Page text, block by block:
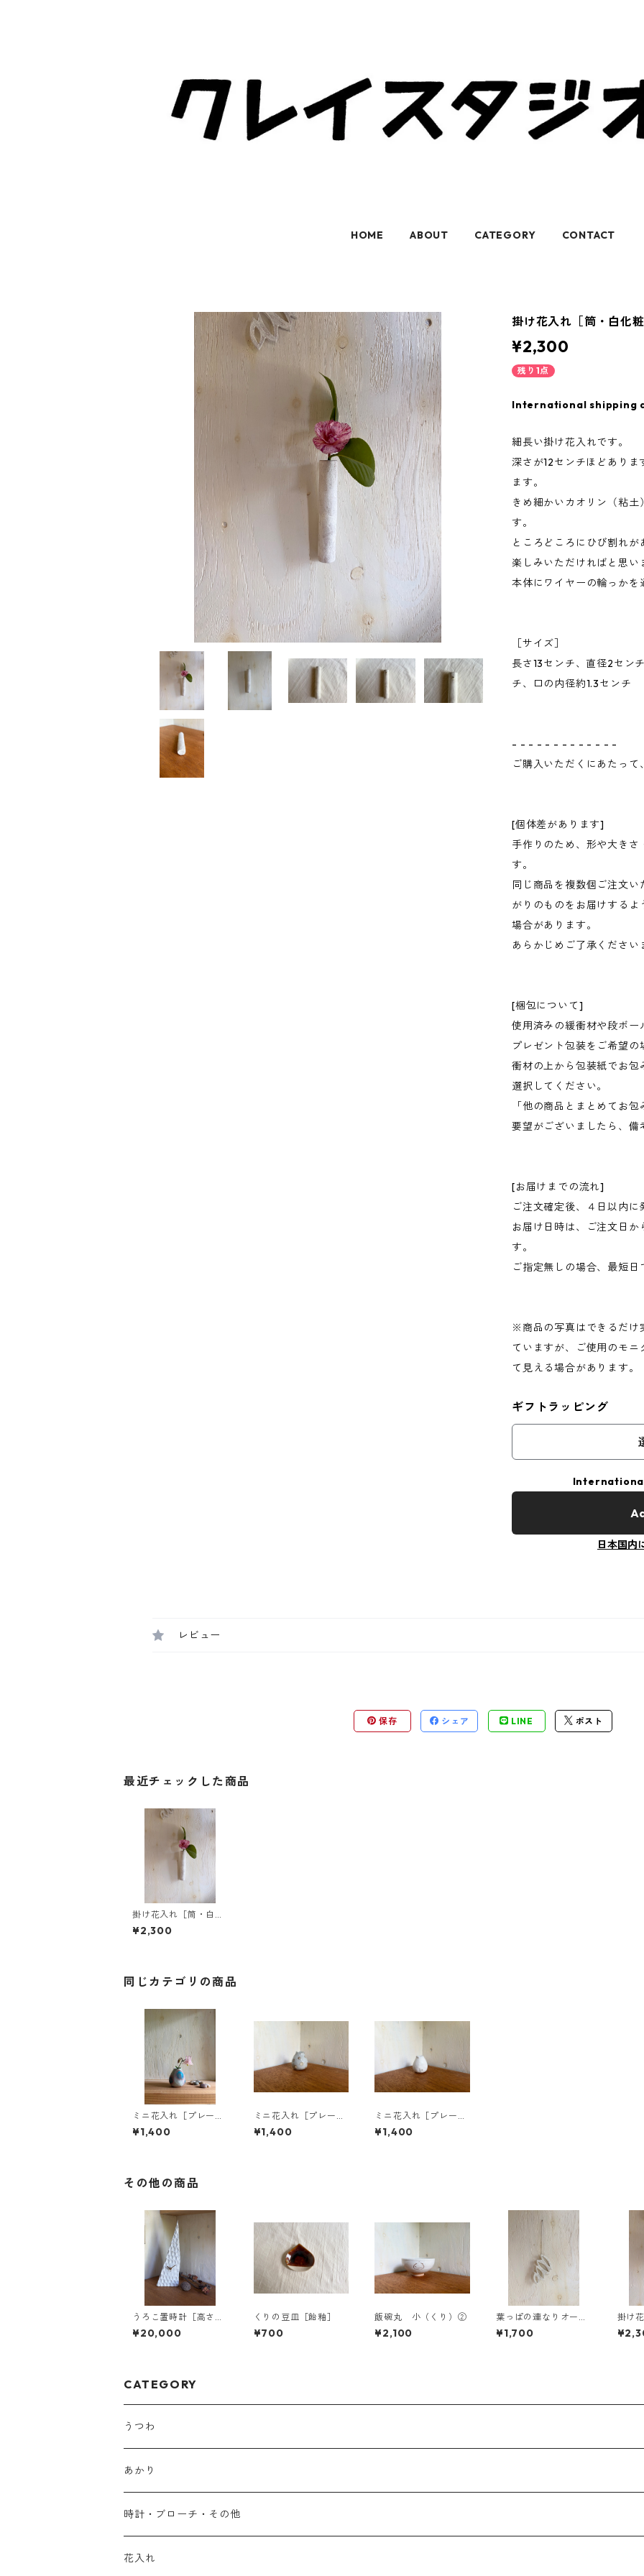
HOME ABOUT CATEGORY CONTACT
掛け花入れ［筒・白化
¥2,300
残り1点
International shipping
細長い掛け花入れです。
深さが12センチほどあり
ます。
きめ細かいカオリン（粘
す。
ところどころにひび割れ
楽しみいただければと思い
本体にワイヤーの輪っか
［サイズ］
長さ13センチ、直径2セン
チ、口の内径約1.3センチ
- - - - - - - - - - - - -
ご購入いただくにあたっ
[個体差があります]
手作りのため、形や大き
す。
同じ商品を複数個ご注文
がりのものをお届けする
場合があります。
あらかじめご了承ください
[梱包について]
使用済みの緩衝材や段ボ
プレゼント包装をご希望
衝材の上から包装紙でお
選択してください。
「他の商品とまとめてお
要望がございましたら、
[お届けまでの流れ]
ご注文確定後、４日以内
お届け日時は、ご注文日
す。
ご指定無しの場合、最短
※商品の写真はできるだけ
ていますが、ご使用のモ
て見える場合があります。
ギフトラッピング
日本国内
レビュー
保存 シェア LINE ポスト
最近チェックした商品
掛け花入れ［筒・白化
粧］
¥2,300
同じカテゴリの商品
ミニ花入れ［プレー
ン・マット釉に青紫の
ドット］
¥1,400
ミニ花入れ［プレー
ン・透明釉に白いドッ
ト］
¥1,400
ミニ花入れ［プレー
ン・白マット］
¥1,400
その他の商品
うろこ置時計［高さ39
センチ］
¥20,000
くりの豆皿［飴釉］
¥700
飯碗丸 小（くり）②
¥2,100
葉っぱの連なりオーナ
メント①
¥1,700
掛け
粧］
CATEGORY
うつわ
あかり
時計・ブローチ・その他
花入れ